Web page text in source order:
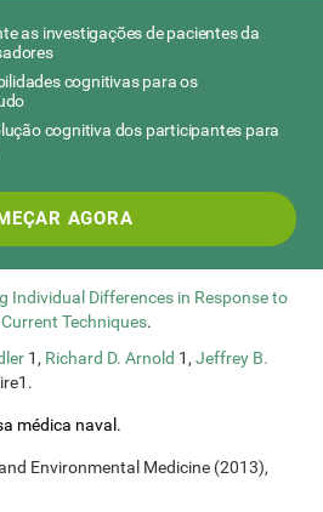
as investigações de pacientes da
cognitivas para os
cognitiva dos participantes para
AGORA
Individual Differences in Response to
Techniques.
1, Richard D. Arnold 1,Jeffrey B.
médica naval.
Environmental Medicine (2013),